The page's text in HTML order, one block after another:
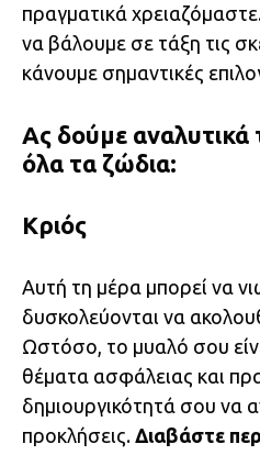
πραγματικά
να βάλουμε σε τάξη τις
κάνουμε σημαντικές
Ας δούμε αναλυτικά
όλα τα ζώδια:
Κριός
Αυτή τη μέρα μπορεί να
δυσκολεύονται να
Ωστόσο, το μυαλό σου
θέματα ασφάλειας και
δημιουργικότητά σου να
προκλήσεις. Διαβάστε